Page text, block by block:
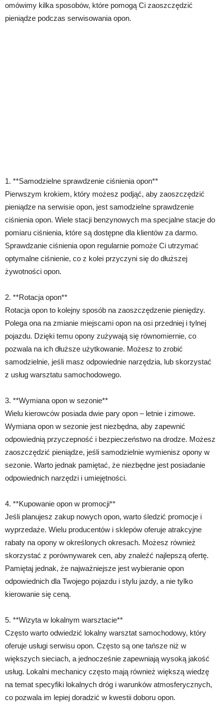
omówimy kilka sposobów, które pomogą Ci zaoszczędzić
pieniądze podczas serwisowania opon.
1. **Samodzielne sprawdzenie ciśnienia opon**
Pierwszym krokiem, który możesz podjąć, aby zaoszczędzić
pieniądze na serwisie opon, jest samodzielne sprawdzenie
ciśnienia opon. Wiele stacji benzynowych ma specjalne stacje do
pomiaru ciśnienia, które są dostępne dla klientów za darmo.
Sprawdzanie ciśnienia opon regularnie pomoże Ci utrzymać
optymalne ciśnienie, co z kolei przyczyni się do dłuższej
żywotności opon.
2. **Rotacja opon**
Rotacja opon to kolejny sposób na zaoszczędzenie pieniędzy.
Polega ona na zmianie miejscami opon na osi przedniej i tylnej
pojazdu. Dzięki temu opony zużywają się równomiernie, co
pozwala na ich dłuższe użytkowanie. Możesz to zrobić
samodzielnie, jeśli masz odpowiednie narzędzia, lub skorzystać
z usług warsztatu samochodowego.
3. **Wymiana opon w sezonie**
Wielu kierowców posiada dwie pary opon – letnie i zimowe.
Wymiana opon w sezonie jest niezbędna, aby zapewnić
odpowiednią przyczepność i bezpieczeństwo na drodze. Możesz
zaoszczędzić pieniądze, jeśli samodzielnie wymienisz opony w
sezonie. Warto jednak pamiętać, że niezbędne jest posiadanie
odpowiednich narzędzi i umiejętności.
4. **Kupowanie opon w promocji**
Jeśli planujesz zakup nowych opon, warto śledzić promocje i
wyprzedaże. Wielu producentów i sklepów oferuje atrakcyjne
rabaty na opony w określonych okresach. Możesz również
skorzystać z porównywarek cen, aby znaleźć najlepszą ofertę.
Pamiętaj jednak, że najważniejsze jest wybieranie opon
odpowiednich dla Twojego pojazdu i stylu jazdy, a nie tylko
kierowanie się ceną.
5. **Wizyta w lokalnym warsztacie**
Często warto odwiedzić lokalny warsztat samochodowy, który
oferuje usługi serwisu opon. Często są one tańsze niż w
większych sieciach, a jednocześnie zapewniają wysoką jakość
usług. Lokalni mechanicy często mają również większą wiedzę
na temat specyfiki lokalnych dróg i warunków atmosferycznych,
co pozwala im lepiej doradzić w kwestii doboru opon.